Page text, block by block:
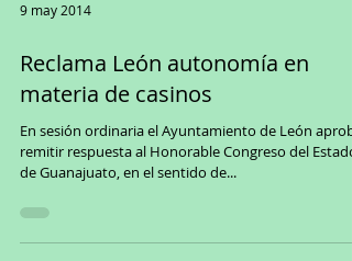
9 may 2014
Reclama León autonomía en
materia de casinos
En sesión ordinaria el Ayuntamiento de León
remitir respuesta al Honorable Congreso del Estado
de Guanajuato, en el sentido de...